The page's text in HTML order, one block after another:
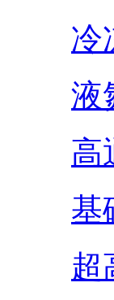
冷
液
高
基
超